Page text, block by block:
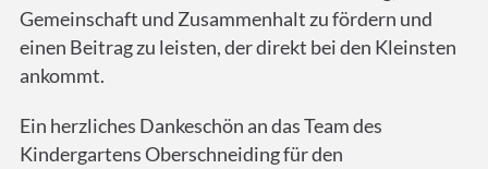
Gemeinschaft und Zusammenhalt zu fördern und
einen Beitrag zu leisten, der direkt bei den Kleinsten
ankommt.
Ein herzliches Dankeschön an das Team des
Kindergartens Oberschneiding für den